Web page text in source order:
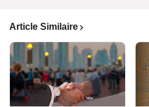
Article Similaire